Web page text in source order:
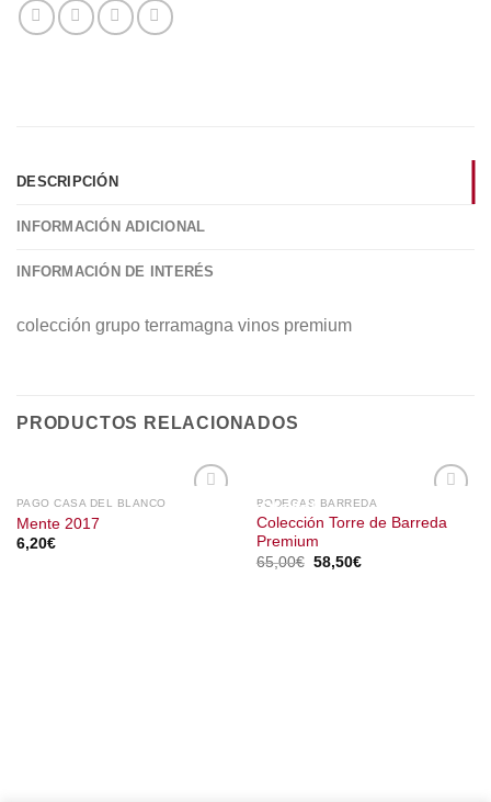
DESCRIPCIÓN
INFORMACIÓN ADICIONAL
INFORMACIÓN DE INTERÉS
colección grupo terramagna vinos premium
PRODUCTOS RELACIONADOS
PAGO CASA DEL BLANCO
Mente 2017
6,20€
¡Oferta!
BODEGAS BARREDA
Colección Torre de Barreda
Premium
65,00€ El
precio
58,50€El